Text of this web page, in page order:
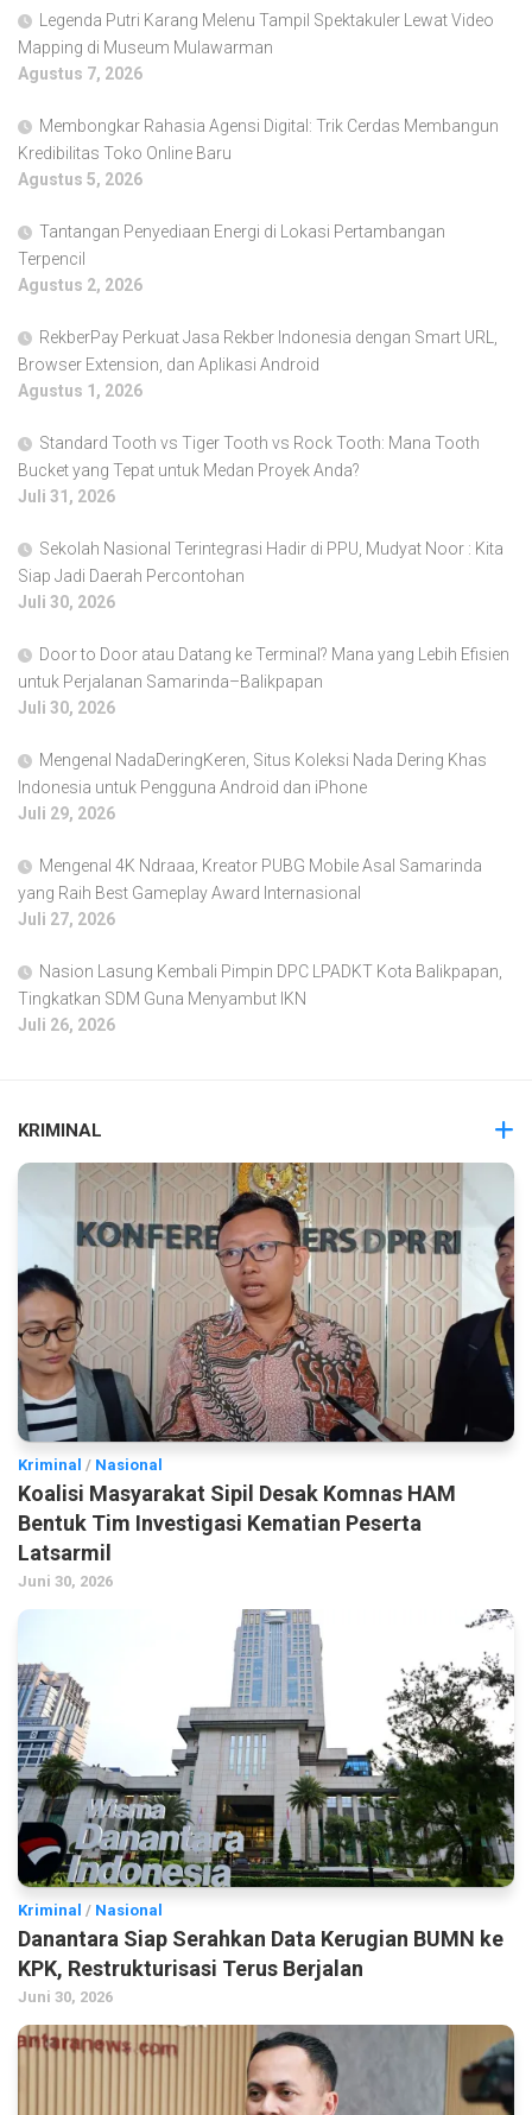
Legenda Putri Karang Melenu Tampil Spektakuler Lewat Video
Mapping di Museum Mulawarman
Agustus 7, 2026
Membongkar Rahasia Agensi Digital: Trik Cerdas Membangun
Kredibilitas Toko Online Baru
Agustus 5, 2026
Tantangan Penyediaan Energi di Lokasi Pertambangan
Terpencil
Agustus 2, 2026
RekberPay Perkuat Jasa Rekber Indonesia dengan Smart URL,
Browser Extension, dan Aplikasi Android
Agustus 1, 2026
Standard Tooth vs Tiger Tooth vs Rock Tooth: Mana Tooth
Bucket yang Tepat untuk Medan Proyek Anda?
Juli 31, 2026
Sekolah Nasional Terintegrasi Hadir di PPU, Mudyat Noor : Kita
Siap Jadi Daerah Percontohan
Juli 30, 2026
Door to Door atau Datang ke Terminal? Mana yang Lebih Efisien
untuk Perjalanan Samarinda–Balikpapan
Juli 30, 2026
Mengenal NadaDeringKeren, Situs Koleksi Nada Dering Khas
Indonesia untuk Pengguna Android dan iPhone
Juli 29, 2026
Mengenal 4K Ndraaa, Kreator PUBG Mobile Asal Samarinda
yang Raih Best Gameplay Award Internasional
Juli 27, 2026
Nasion Lasung Kembali Pimpin DPC LPADKT Kota Balikpapan,
Tingkatkan SDM Guna Menyambut IKN
Juli 26, 2026
KRIMINAL
Kriminal / Nasional
Koalisi Masyarakat Sipil Desak Komnas HAM
Bentuk Tim Investigasi Kematian Peserta
Latsarmil
Juni 30, 2026
Kriminal / Nasional
Danantara Siap Serahkan Data Kerugian BUMN ke
KPK, Restrukturisasi Terus Berjalan
Juni 30, 2026